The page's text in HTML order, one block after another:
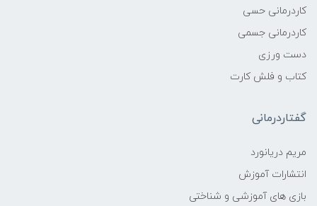
کاردرمانی حسی
کاردرمانی جسمی
دست ورزی
کتاب و فلش کارت
گفتاردرمانی
مریم دریانورد
انتشارات آموزش
بازی های آموزشی و شناختی